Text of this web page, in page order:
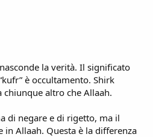
la verità. Il significato
è occultamento. Shirk
altro che Allaah.
di negare e di rigetto, ma il
in Allaah. Questa è la differenza